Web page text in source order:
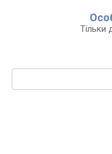
Тільки
Пошук: